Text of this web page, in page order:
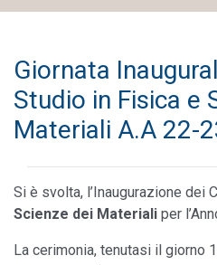
Giornata
Studio in Fisica e
Materiali A.A 22-
Si è svolta, l’Inaugurazione dei
Scienze dei Materiali per
La cerimonia, tenutasi il giorno